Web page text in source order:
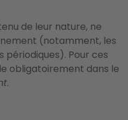
de leur nature, ne
(notamment, les
Pour ces
obligatoirement dans le
.